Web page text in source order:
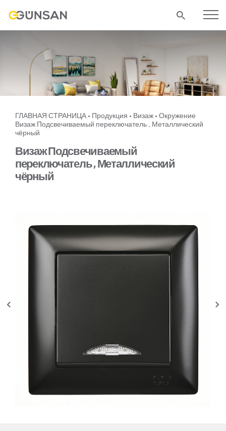
ГЛАВНАЯ СТРАНИЦА • Продукция • Визаж • Окружение
Визаж Подсвечиваемый переключатель , Металлический
чёрный
Визаж Подсвечиваемый
переключатель , Металлический
чёрный